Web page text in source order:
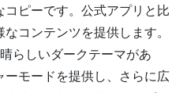
ピーです。公式アプリと比
コンテンツを提供します。
らしいダークテーマがあ
ーモードを提供し、さらに広